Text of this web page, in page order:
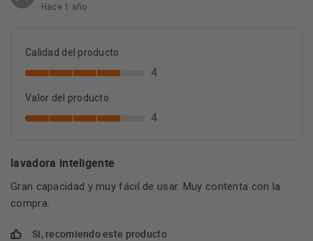
Hace 1 año
Calidad del producto
4
Valor del producto
4
lavadora inteligente
Gran capacidad y muy fácil de usar. Muy contenta con la
compra.
Sí, recomiendo este producto